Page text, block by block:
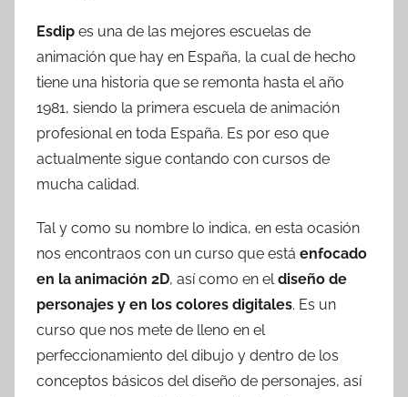
Esdip es una de las mejores escuelas de
animación que hay en España, la cual de hecho
tiene una historia que se remonta hasta el año
1981, siendo la primera escuela de animación
profesional en toda España. Es por eso que
actualmente sigue contando con cursos de
mucha calidad.
Tal y como su nombre lo indica, en esta ocasión
nos encontraos con un curso que está enfocado
en la animación 2D, así como en eldiseño de
personajes y en los colores digitales. Es un
curso que nos mete de lleno en el
perfeccionamiento del dibujo y dentro de los
conceptos básicos del diseño de personajes, así